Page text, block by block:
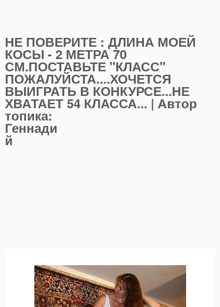
НЕ ПОВЕРИТЕ : ДЛИНА МОЕЙ
КОСЫ - 2 МЕТРА 70
СМ.ПОСТАВЬТЕ "КЛАСС"
ПОЖАЛУЙСТА....ХОЧЕТСЯ
ВЫИГРАТЬ В КОНКУРСЕ...НЕ
ХВАТАЕТ 54 КЛАССА... | Автор
топика:
Геннади
й